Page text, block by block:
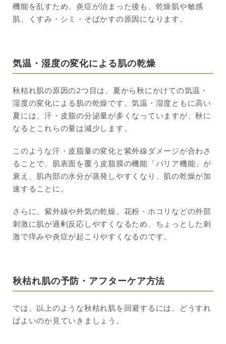
機能を乱すため、炎症が治まった後も、乾燥肌や敏感
肌、くすみ・シミ・そばかすの原因になります。
気温・湿度の変化による肌の乾燥
秋枯れ肌の原因の2つ目は、夏から秋にかけての気温・
湿度の変化による肌の乾燥です。気温・湿度ともに高い
夏には、汗・皮脂の分泌量が多くなっていますが、秋に
なるとこれらの量は減少します。
このような汗・皮脂量の変化と紫外線ダメージが合わさ
ることで、肌表面を覆う皮脂膜の機能「バリア機能」が
衰え、肌内部の水分が蒸発しやすくなり、肌の乾燥が加
速することに。
さらに、紫外線や外気の乾燥、花粉・ホコリなどの外部
刺激に肌が過剰反応しやすくなるため、ちょっとした刺
激で痒みや炎症が起こりやすくなるのです。
秋枯れ肌の予防・アフターケア方法
では、以上のような秋枯れ肌を回避するには、どうすれ
ばよいのか見ていきましょう。